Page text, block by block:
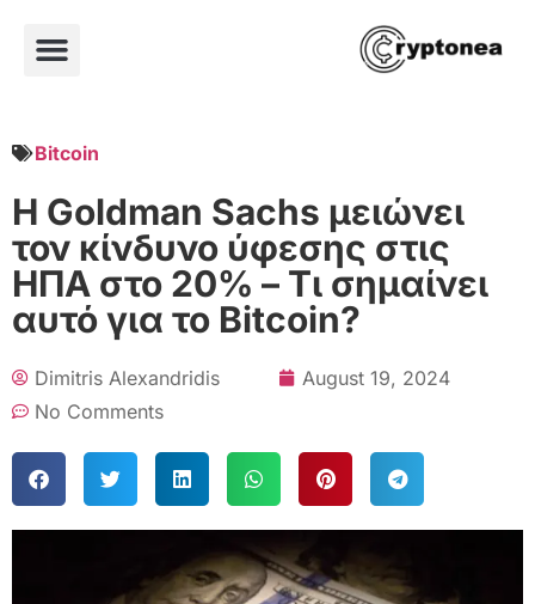
Bitcoin
Η Goldman Sachs μειώνει
τον κίνδυνο ύφεσης στις
ΗΠΑ στο 20% – Τι σημαίνει
αυτό για το Bitcoin?
Dimitris Alexandridis
August 19, 2024
No Comments